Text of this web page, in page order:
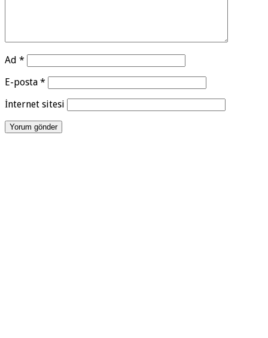
Ad *
E-posta *
İnternet sitesi